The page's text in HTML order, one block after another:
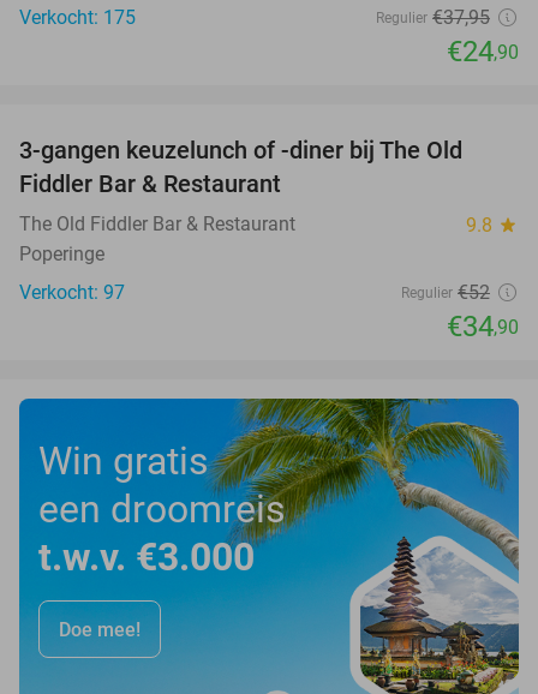
Verkocht: 175 Regulier €37,95
€24,90
3-gangen keuzelunch of -diner bij The Old
Fiddler Bar & Restaurant
The Old Fiddler Bar & Restaurant 9.8 star
Poperinge
Verkocht: 97
Regulier €52
€34,90
Win gratis
een droomreis
t.w.v. €3.000
Doe mee!